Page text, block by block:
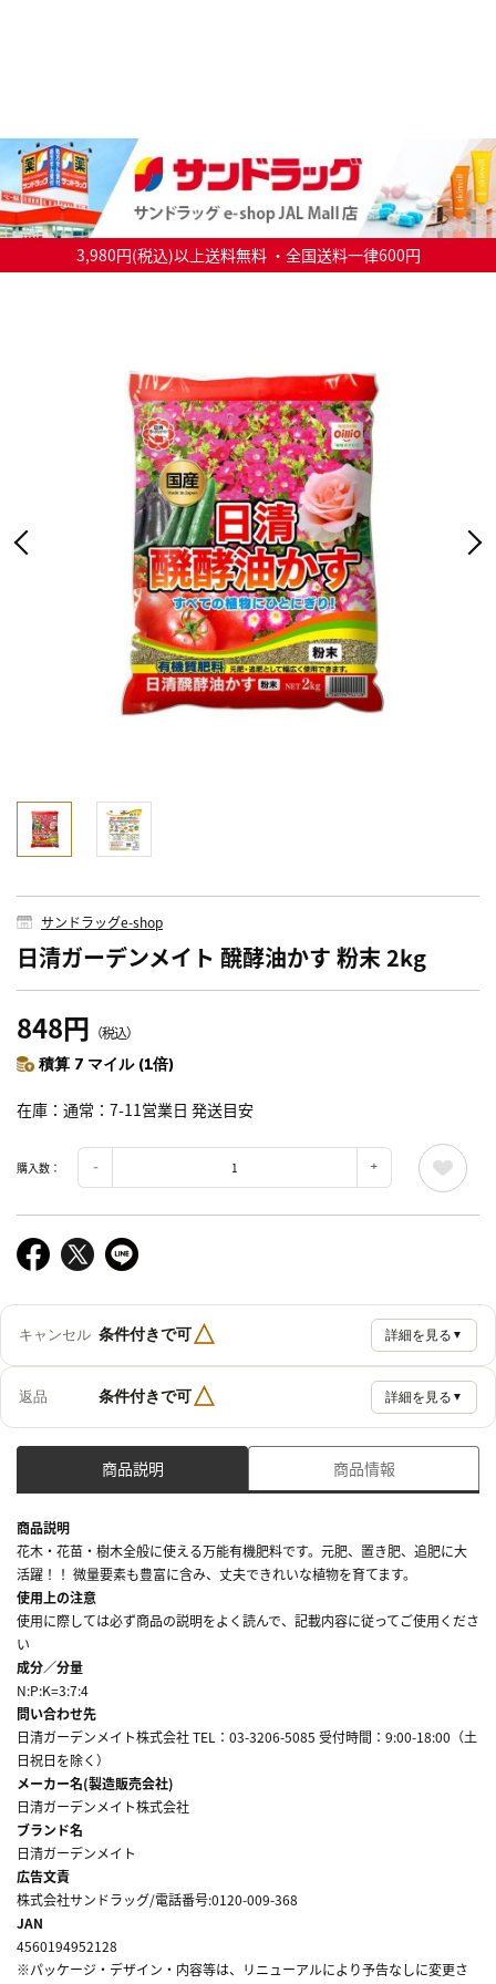
3,980円(税込)以上送料無料 ・全国送料一律600円
サンドラッグe-shop
日清ガーデンメイト 醗酵油かす 粉末 2kg
848円 （税込）
積算 7 マイル (1倍)
在庫 通常：7-11営業日 発送目安
購入数：
キャンセル 条件付きで可△ 詳細を見る ▼
返品 条件付きで可△ 詳細を見る ▼
商品説明 商品情報
商品説明
花木・花苗・樹木全般に使える万能有機肥料です。元肥、置き肥、追肥に大
活躍！！ 微量要素も豊富に含み、丈夫できれいな植物を育てます。
使用上の注意
使用に際しては必ず商品の説明をよく読んで、記載内容に従ってご使用くださ
い
成分／分量
N:P:K=3:7:4
問い合わせ先
日清ガーデンメイト株式会社 TEL：03-3206-5085 受付時間：9:00-18:00（土
日祝日を除く）
メーカー名(製造販売会社)
日清ガーデンメイト株式会社
ブランド名
日清ガーデンメイト
広告文責
株式会社サンドラッグ/電話番号:0120-009-368
JAN
4560194952128
※パッケージ・デザイン・内容等は、リニューアルにより予告なしに変更さ